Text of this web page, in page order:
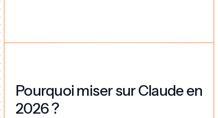
Pourquoi miser sur Claude en
2026 ?